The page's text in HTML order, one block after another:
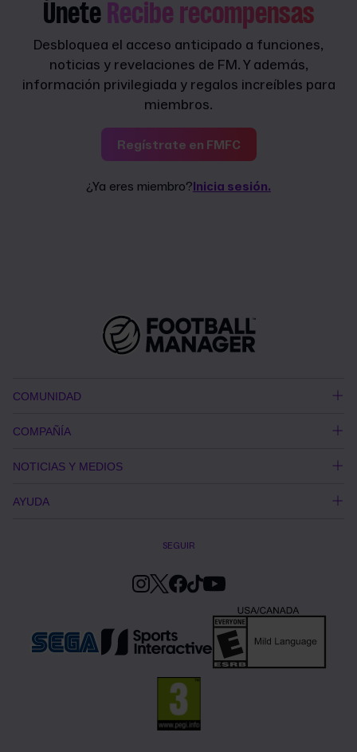
Únete Recibe recompensas
Desbloquea el acceso anticipado a funciones,
noticias y revelaciones de FM. Y además,
información privilegiada y regalos increíbles para
miembros.
Regístrate en FMFC
¿Ya eres miembro?Inicia sesión.
COMUNIDAD
COMPAÑÍA
NOTICIAS Y MEDIOS
AYUDA
SEGUIR